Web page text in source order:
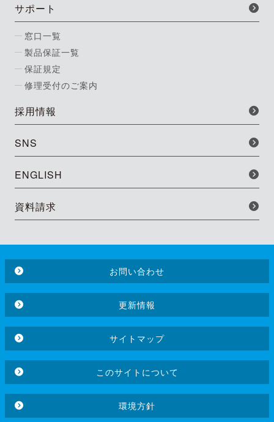
サポート
窓口一覧
製品保証一覧
保証規定
修理受付のご案内
採用情報
SNS
ENGLISH
資料請求
お問い合わせ
更新情報
サイトマップ
このサイトについて
環境方針